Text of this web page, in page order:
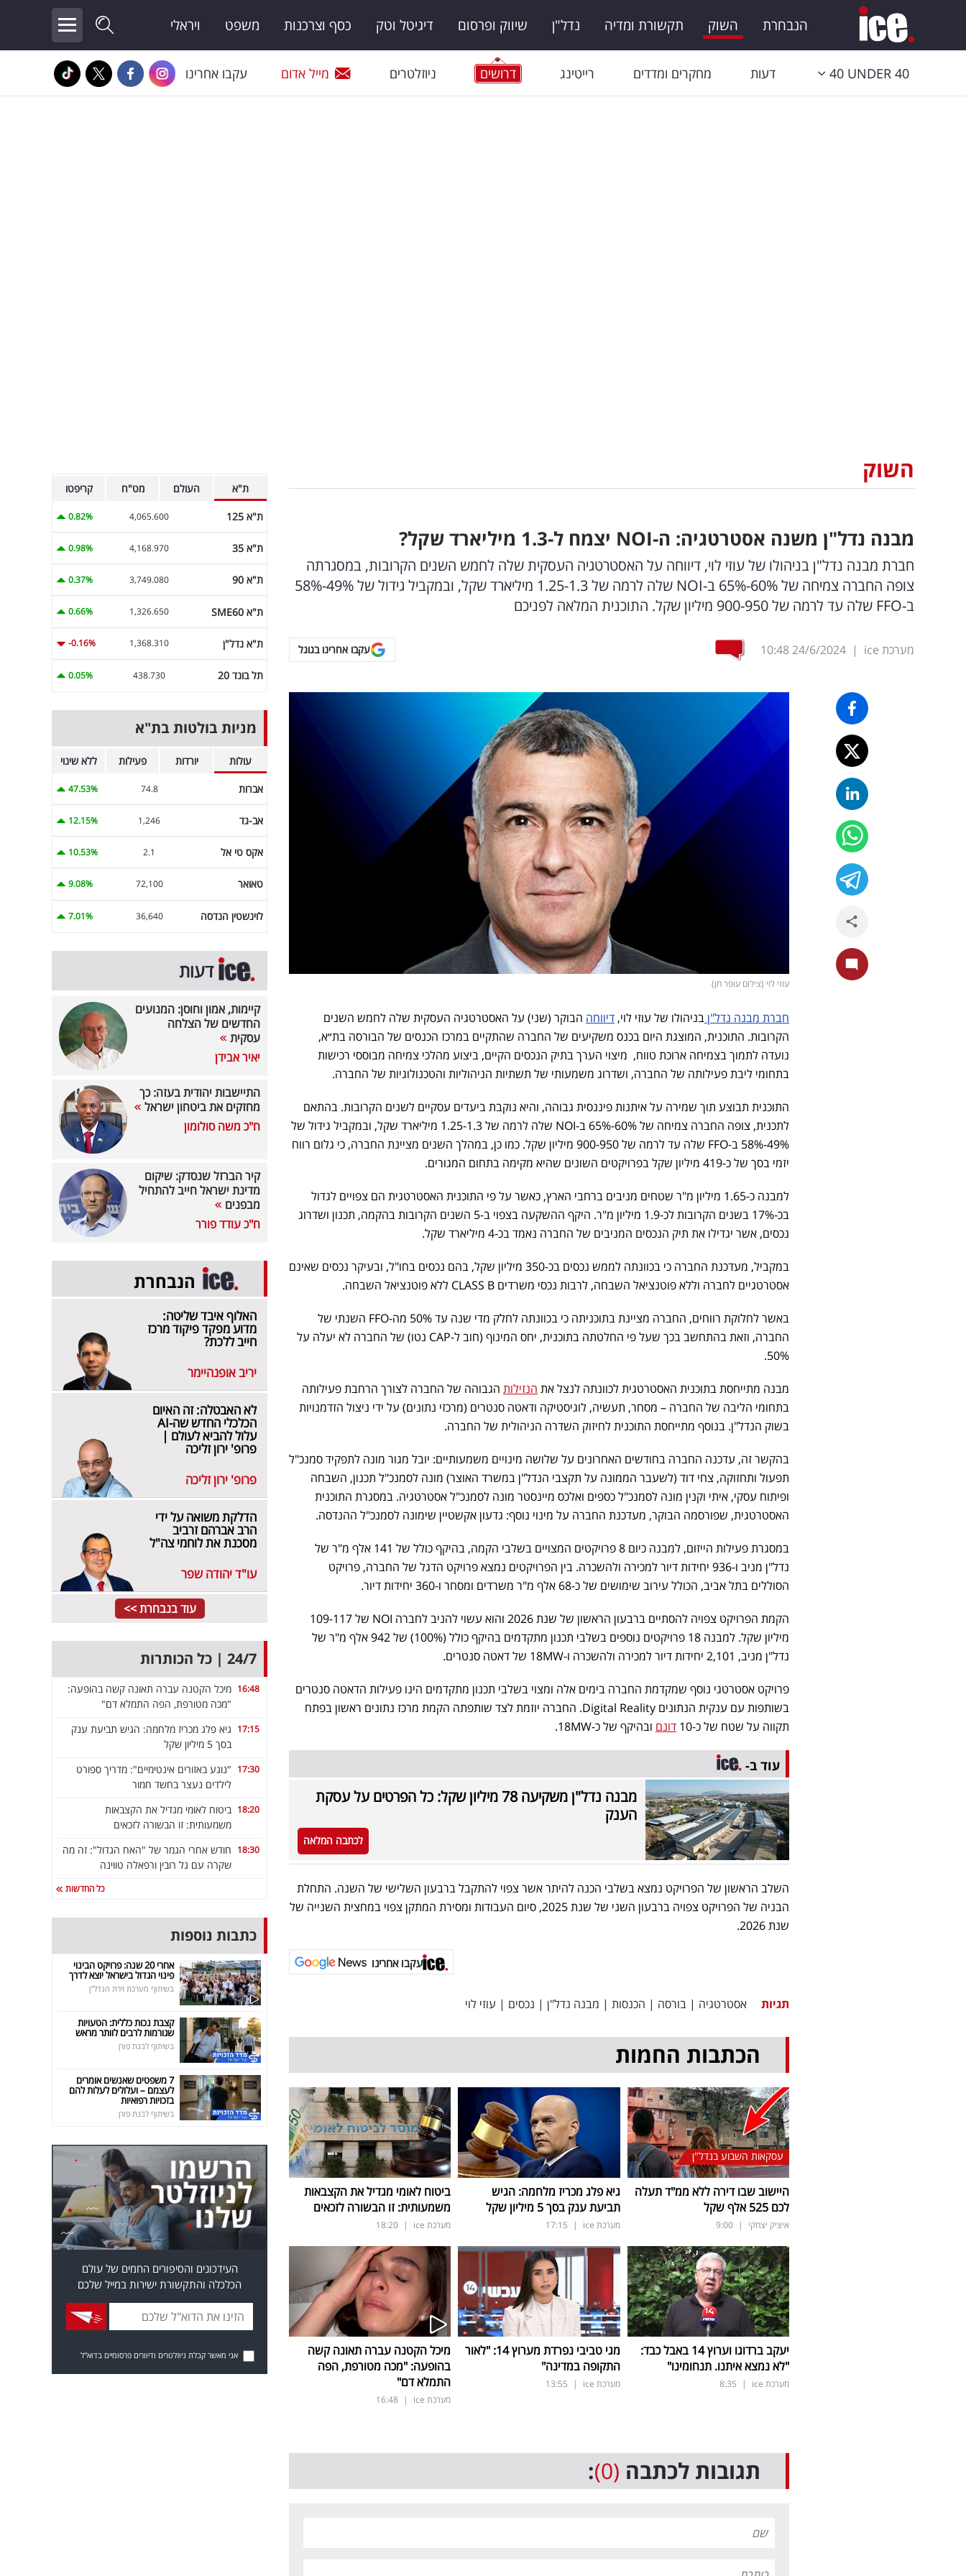
הנבחרת השוק תקשורת ומדיה נדל"ן שיווק ופרסום דיגיטל וטק כסף וצרכנות משפט ויראלי
40 UNDER 40 דעות מחקרים ומדדים רייטינג דרושים ניוזלטרים מייל אדום עקבו אחרינו
השוק
מבנה נדל"ן משנה אסטרטגיה: ה-NOI יצמח ל-1.3 מיליארד שקל?
חברת מבנה נדל"ן בניהולו של עוזי לוי, דיווחה על האסטרטגיה העסקית שלה לחמש השנים הקרובות, במסגרתה
צופה החברה צמיחה של 60%-65% ב-NOI שלה לרמה של 1.25-1.3 מיליארד שקל, ובמקביל גידול של 49%-58%
ב-FFO שלה עד לרמה של 900-950 מיליון שקל. התוכנית המלאה לפניכם
מערכת ice |
24/6/2024
10:48 עקבו אחרינו בגוגל
עוזי לוי (צילום עופר חן)
חברת מבנה נדל"ןבניהולו של עוזי לוי, דיווחה הבוקר (שני) על האסטרטגיה העסקית שלה לחמש השנים
הקרובות. התוכנית, המוצגת היום בכנס משקיעים של החברה שהתקיים במרכז הכנסים של הבורסה בת״א,
נועדה לתמוך בצמיחה ארוכת טווח, מיצוי הערך בתיק הנכסים הקיים, ביצוע מהלכי צמיחה מבוססי רכישות
בתחומי ליבת פעילותה של החברה, ושדרוג משמעותי של תשתיות הניהוליות והטכנולוגיות של החברה.
התוכנית תבוצע תוך שמירה על איתנות פיננסית גבוהה, והיא נוקבת ביעדים עסקיים לשנים הקרובות. בהתאם
לתכנית, צופה החברה צמיחה של 60%-65% ב-NOI שלה לרמה של 1.25-1.3 מיליארד שקל, ובמקביל גידול של
49%-58% ב-FFO שלה עד לרמה של 900-950 מיליון שקל. כמו כן, במהלך השנים מציינת החברה, כי גלום רווח
יזמי בסך של כ-419 מיליון שקל בפרויקטים השונים שהיא מקימה בתחום המגורים.
למבנה כ-1.65 מיליון מ"ר שטחים מניבים ברחבי הארץ, כאשר על פי התוכנית האסטרטגית הם צפויים לגדול
בכ-17% בשנים הקרובות לכ-1.9 מיליון מ"ר. היקף ההשקעה בצפוי ב-5 השנים הקרובות בהקמה, תכנון ושדרוג
נכסים, אשר יגדילו את תיק הנכסים המניבים של החברה נאמד בכ-4 מיליארד שקל.
במקביל, מעדכנת החברה כי בכוונתה לממש נכסים בכ-350 מיליון שקל, בהם נכסים בחו"ל, ובעיקר נכסים שאינם
אסטרטגיים לחברה וללא פוטנציאל השבחה, לרבות נכסי משרדים CLASS B ללא פוטנציאל השבחה.
באשר לחלוקת רווחים, החברה מציינת בתוכניתה כי בכוונתה לחלק מדי שנה עד 50% מה-FFO השנתי של
החברה, וזאת בהתחשב בכך שעל פי החלטתה בתוכנית, יחס המינוף (חוב ל-CAP נטו) של החברה לא יעלה על
50%.
מבנה מתייחסת בתוכנית האסטרטגית לכוונתה לנצל את הנזילות הגבוהה של החברה לצורך הרחבת פעילותה
בתחומי הליבה של החברה – מסחר, תעשיה, לוגיסטיקה ודאטה סנטרים (מרכזי נתונים) על ידי ניצול הזדמנויות
בשוק הנדל"ן. בנוסף מתייחסת התוכנית לחיזוק השדרה הניהולית של החברה.
בהקשר זה, עדכנה החברה בחודשים האחרונים על שלושה מינויים משמעותיים: יובל מגור מונה לתפקיד סמנכ"ל
תפעול ותחזוקה, צחי דוד (לשעבר הממונה על תקצבי הנדל"ן במשרד האוצר) מונה לסמנכ"ל תכנון, השבחה
ופיתוח עסקי, איתי וקנין מונה לסמנכ"ל כספים ואלכס מיינסטר מונה לסמנכ"ל אסטרטגיה. במסגרת התוכנית
האסטרטגית, שפורסמה הבוקר, מעדכנת החברה על מינוי נוסף: גדעון אקשטיין שימונה לסמנכ"ל ההנדסה.
במסגרת פעילות הייזום, למבנה כיום 8 פרויקטים המצויים בשלבי הקמה, בהיקף כולל של 141 אלף מ"ר של
נדל"ן מניב ו-936 יחידות דיור למכירה ולהשכרה. בין הפרויקטים נמצא פרויקט הדגל של החברה, פרויקט
הסוללים בתל אביב, הכולל עירוב שימושים של כ-68 אלף מ"ר משרדים ומסחר ו-360 יחידות דיור.
הקמת הפרויקט צפויה להסתיים ברבעון הראשון של שנת 2026 והוא עשוי להניב לחברה NOI של 109-117
מיליון שקל. למבנה 18 פרויקטים נוספים בשלבי תכנון מתקדמים בהיקף כולל (100%) של 942 אלף מ"ר של
נדל"ן מניב, 2,101 יחידות דיור למכירה ולהשכרה ו-18MW של דאטה סנטרים.
פרויקט אסטרטגי נוסף שמקדמת החברה בימים אלה ומצוי בשלבי תכנון מתקדמים הינו פעילות הדאטה סנטרים
בשותפות עם ענקית הנתונים Digital Reality. החברה יוזמת לצד שותפתה הקמת מרכז נתונים ראשון בפתח
תקווה על שטח של כ-10
דונם ובהיקף של כ-18MW.
עוד ב-
מבנה נדל"ן משקיעה 78 מיליון שקל: כל הפרטים על עסקת
הענק
לכתבה המלאה
השלב הראשון של הפרויקט נמצא בשלבי הכנה להיתר אשר צפוי להתקבל ברבעון השלישי של השנה. התחלת
הבניה של הפרויקט צפויה ברבעון השני של שנת 2025, סיום העבודות ומסירת המתקן צפוי במחצית השנייה של
שנת 2026.
עקבו אחרינו
תגיות אסטרטגיה | בורסה | הכנסות | מבנה נדל"ן | נכסים | עוזי לוי
הכתבות החמות
עסקאות השבוע בנדל"ן
היישוב שבו דירה ללא ממ"ד תעלה
לכם 525 אלף שקל
איציק יצחקי |
9:00
גיא פלג מכריז מלחמה: הגיש
תביעת ענק בסך 5 מיליון שקל
מערכת ice |
17:15
ביטוח לאומי מגדיל את הקצבאות
משמעותית: זו הבשורה לזכאים
מערכת ice |
18:20
יעקב ברדוגו וערוץ 14 באבל כבד:
"לא נמצא איתנו. תנחומינו"
מערכת ice |
8:35
מגי טביבי נפרדת מערוץ 14: "לאור
התקופה במדינה"
מערכת ice |
13:55
מיכל הקטנה עברה תאונה קשה
בהופעה: "מכה מטורפת, הפה
התמלא דם"
מערכת ice |
16:48
תגובות לכתבה (0)
:
ת"א העולם מט"ח קריפטו
ת"א 125 4,065.600
0.82%
ת"א 35 4,168.970
0.98%
ת"א 90 3,749.080
0.37%
ת"א SME60 1,326.650
0.66%
ת"א נדל"ן 1,368.310
-0.16%
תל בונד 20 438.730
0.05%
מניות בולטות בת"א
עולות יורדות פעילות ללא שינוי
אברות 74.8
47.53%
אב-גד 1,246
12.15%
אקס טי אל 2.1
10.53%
טאואר 72,100
9.08%
לוינשטין הנדסה 36,640
7.01%
דעות
קיימות, אמון וחוסן: המנועים
החדשים של הצלחה
עסקית
יאיר אבידן
התיישבות יהודית בעזה: כך
מחזקים את ביטחון ישראל
ח"כ משה סולומון
קיר הברזל שנסדק: שיקום
מדינת ישראל חייב להתחיל
מבפנים
ח"כ עודד פורר
הנבחרת
האלוף איבד שליטה:
מדוע מפקד פיקוד מרכז
חייב ללכת?
יריב אופנהיימר
לא האבטלה: זה האיום
הכלכלי החדש שה-AI
עלול להביא לעולם |
פרופ' ירון זליכה
פרופ' ירון זליכה
הדלקת משואה על ידי
הרב אברהם זרביב
מסכנת את לוחמי צה"ל
עו"ד יהודה שפר
עוד בנבחרת >>
24/7 | כל הכותרות
16:48 מיכל הקטנה עברה תאונה קשה בהופעה:
"מכה מטורפת, הפה התמלא דם"
17:15 גיא פלג מכריז מלחמה: הגיש תביעת ענק
בסך 5 מיליון שקל
17:30 "נוגע באזורים אינטימיים": מדריך ספורט
לילדים נעצר בחשד חמור
18:20 ביטוח לאומי מגדיל את הקצבאות
משמעותית: זו הבשורה לזכאים
18:30 חודש אחרי הגמר של "האח הגדול": זה מה
שקרה עם גל רובין ורפאלה טווינה
כל החדשות
כתבות נוספות
אחרי 20 שנה: פרויקט הבינוי
פינוי הגדול בישראל יוצא לדרך
בשיתוף מערכת זירת הנדל"ן
קצבת נכות כללית: הטעויות
שגורמות לרבים לוותר מראש
בשיתוף לבנת פורן
7 משפטים שאנשים אומרים
לעצמם – ועלולים לעלות להם
בזכויות רפואיות
בשיתוף לבנת פורן
העידכונים והסיפורים החמים של עולם
הכלכלה והתקשורת ישירות במייל שלכם
אני מאשר קבלת ניוזלטרים ודיוורים פרסומיים בדוא"ל